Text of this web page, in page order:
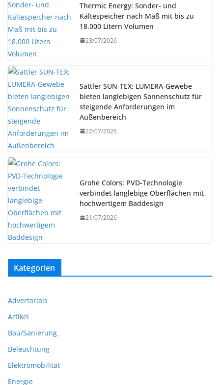
Thermic Energy: Sonder- und
Kältespeicher nach Maß mit bis zu
18.000 Litern Volumen
23/07/2026
Sattler SUN-TEX: LUMERA-Gewebe
bieten langlebigen Sonnenschutz für
steigende Anforderungen im
Außenbereich
22/07/2026
Grohe Colors: PVD-Technologie
verbindet langlebige Oberflächen mit
hochwertigem Baddesign
21/07/2026
Kategorien
Advertorials
Artikel
Bau/Sanierung
Beleuchtung
Elektromobilität
Energie